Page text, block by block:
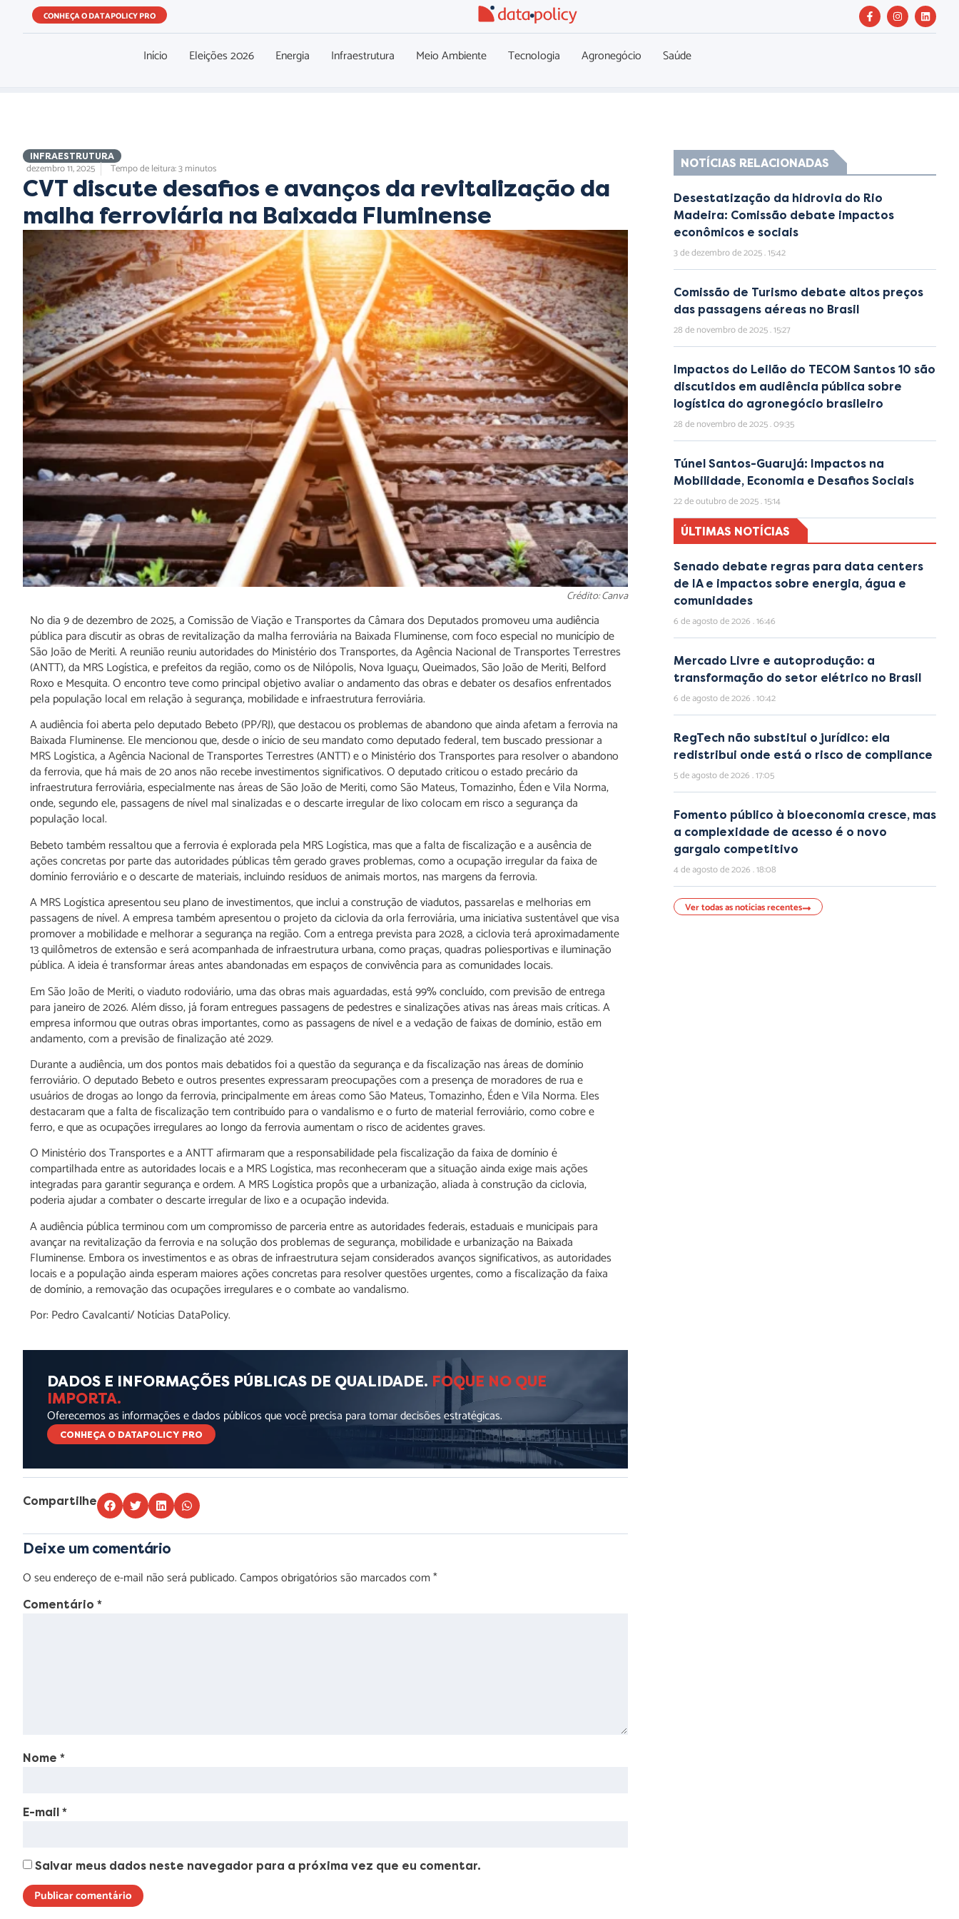
CONHEÇA O DATAPOLICY PRO
Início Eleições 2026 Energia Infraestrutura Meio Ambiente Tecnologia Agronegócio Saúde
INFRAESTRUTURA
dezembro 11, 2025 Tempo de leitura: 3 minutos
CVT discute desafios e avanços da revitalização da
malha ferroviária na Baixada Fluminense
Crédito: Canva
No dia 9 de dezembro de 2025, a Comissão de Viação e Transportes da Câmara dos Deputados promoveu uma audiência
pública para discutir as obras de revitalização da malha ferroviária na Baixada Fluminense, com foco especial no município de
São João de Meriti. A reunião reuniu autoridades do Ministério dos Transportes, da Agência Nacional de Transportes Terrestres
(ANTT), da MRS Logística, e prefeitos da região, como os de Nilópolis, Nova Iguaçu, Queimados, São João de Meriti, Belford
Roxo e Mesquita. O encontro teve como principal objetivo avaliar o andamento das obras e debater os desafios enfrentados
pela população local em relação à segurança, mobilidade e infraestrutura ferroviária.
A audiência foi aberta pelo deputado Bebeto (PP/RJ), que destacou os problemas de abandono que ainda afetam a ferrovia na
Baixada Fluminense. Ele mencionou que, desde o início de seu mandato como deputado federal, tem buscado pressionar a
MRS Logística, a Agência Nacional de Transportes Terrestres (ANTT) e o Ministério dos Transportes para resolver o abandono
da ferrovia, que há mais de 20 anos não recebe investimentos significativos. O deputado criticou o estado precário da
infraestrutura ferroviária, especialmente nas áreas de São João de Meriti, como São Mateus, Tomazinho, Éden e Vila Norma,
onde, segundo ele, passagens de nível mal sinalizadas e o descarte irregular de lixo colocam em risco a segurança da
população local.
Bebeto também ressaltou que a ferrovia é explorada pela MRS Logística, mas que a falta de fiscalização e a ausência de
ações concretas por parte das autoridades públicas têm gerado graves problemas, como a ocupação irregular da faixa de
domínio ferroviário e o descarte de materiais, incluindo resíduos de animais mortos, nas margens da ferrovia.
A MRS Logística apresentou seu plano de investimentos, que inclui a construção de viadutos, passarelas e melhorias em
passagens de nível. A empresa também apresentou o projeto da ciclovia da orla ferroviária, uma iniciativa sustentável que visa
promover a mobilidade e melhorar a segurança na região. Com a entrega prevista para 2028, a ciclovia terá aproximadamente
13 quilômetros de extensão e será acompanhada de infraestrutura urbana, como praças, quadras poliesportivas e iluminação
pública. A ideia é transformar áreas antes abandonadas em espaços de convivência para as comunidades locais.
Em São João de Meriti, o viaduto rodoviário, uma das obras mais aguardadas, está 99% concluído, com previsão de entrega
para janeiro de 2026. Além disso, já foram entregues passagens de pedestres e sinalizações ativas nas áreas mais críticas. A
empresa informou que outras obras importantes, como as passagens de nível e a vedação de faixas de domínio, estão em
andamento, com a previsão de finalização até 2029.
Durante a audiência, um dos pontos mais debatidos foi a questão da segurança e da fiscalização nas áreas de domínio
ferroviário. O deputado Bebeto e outros presentes expressaram preocupações com a presença de moradores de rua e
usuários de drogas ao longo da ferrovia, principalmente em áreas como São Mateus, Tomazinho, Éden e Vila Norma. Eles
destacaram que a falta de fiscalização tem contribuído para o vandalismo e o furto de material ferroviário, como cobre e
ferro, e que as ocupações irregulares ao longo da ferrovia aumentam o risco de acidentes graves.
O Ministério dos Transportes e a ANTT afirmaram que a responsabilidade pela fiscalização da faixa de domínio é
compartilhada entre as autoridades locais e a MRS Logística, mas reconheceram que a situação ainda exige mais ações
integradas para garantir segurança e ordem. A MRS Logística propôs que a urbanização, aliada à construção da ciclovia,
poderia ajudar a combater o descarte irregular de lixo e a ocupação indevida.
A audiência pública terminou com um compromisso de parceria entre as autoridades federais, estaduais e municipais para
avançar na revitalização da ferrovia e na solução dos problemas de segurança, mobilidade e urbanização na Baixada
Fluminense. Embora os investimentos e as obras de infraestrutura sejam considerados avanços significativos, as autoridades
locais e a população ainda esperam maiores ações concretas para resolver questões urgentes, como a fiscalização da faixa
de domínio, a removação das ocupações irregulares e o combate ao vandalismo.
Por: Pedro Cavalcanti/ Notícias DataPolicy.
DADOS E INFORMAÇÕES PÚBLICAS DE QUALIDADE. FOQUE NO QUE
IMPORTA.
Oferecemos as informações e dados públicos que você precisa para tomar decisões estratégicas.
CONHEÇA O DATAPOLICY PRO
Compartilhe
Deixe um comentário
O seu endereço de e-mail não será publicado.Campos obrigatórios são marcados com*
Comentário *
Nome *
E-mail *
Salvar meus dados neste navegador para a próxima vez que eu comentar.
NOTÍCIAS RELACIONADAS
Desestatização da hidrovia do Rio
Madeira: Comissão debate impactos
econômicos e sociais
3 de dezembro de 2025 15:42
Comissão de Turismo debate altos preços
das passagens aéreas no Brasil
28 de novembro de 2025 15:27
Impactos do Leilão do TECOM Santos 10 são
discutidos em audiência pública sobre
logística do agronegócio brasileiro
28 de novembro de 2025 09:35
Túnel Santos-Guarujá: Impactos na
Mobilidade, Economia e Desafios Sociais
22 de outubro de 2025 15:14
ÚLTIMAS NOTÍCIAS
Senado debate regras para data centers
de IA e impactos sobre energia, água e
comunidades
6 de agosto de 2026 16:46
Mercado Livre e autoprodução: a
transformação do setor elétrico no Brasil
6 de agosto de 2026 10:42
RegTech não substitui o jurídico: ela
redistribui onde está o risco de compliance
5 de agosto de 2026 17:05
Fomento público à bioeconomia cresce, mas
a complexidade de acesso é o novo
gargalo competitivo
4 de agosto de 2026 18:08
Ver todas as notícias recentes